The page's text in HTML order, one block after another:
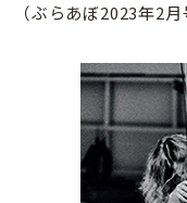
（ぶらあぼ2023年2月